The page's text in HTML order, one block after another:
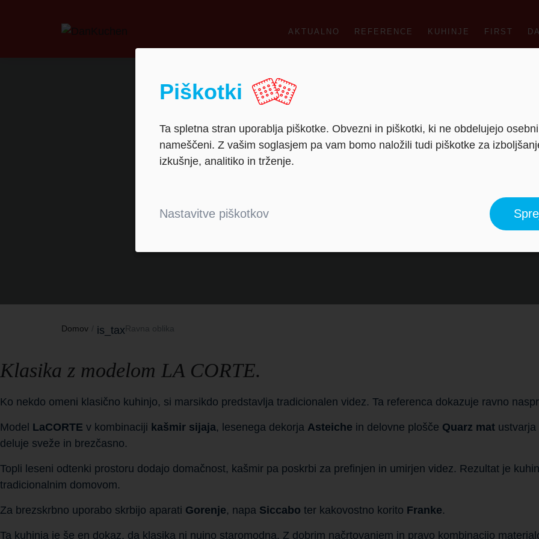
AKTUALNO REFERENCE KUHINJE FIRST
Montaža kuhinje –
Domov is_taxRavna oblika
Klasika z modelom LA CORTE.
Ko nekdo omeni klasično kuhinjo, si marsikdo predstavlja tradicionalen videz. Ta referenca dokazuje ravno
Model LaCORTE v kombinaciji kašmir sijaja, lesenega dekorja Asteiche in delovne plošče Quarz mat
deluje sveže in brezčasno.
Topli leseni odtenki prostoru dodajo domačnost, kašmir pa poskrbi za prefinjen in umirjen videz. Rezultat je
tradicionalnim domovom.
Za brezskrbno uporabo skrbijo aparati Gorenje, napa Siccabo ter kakovostno korito Franke.
Ta kuhinja je še en dokaz, da klasika ni nujno staromodna. Z dobrim načrtovanjem in pravo kombinacijo
Piškotki
Ta spletna stran uporablja piškotke. Obvezni in piškotki, ki ne obdelujejo
nameščeni. Z vašim soglasjem pa vam bomo naložili tudi piškotke za
izkušnje, analitiko in trženje.
Nastavitve piškotkov